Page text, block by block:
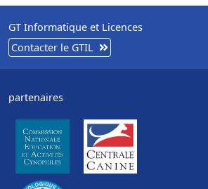
GT Informatique et Licences
Contacter le GTIL
partenaires